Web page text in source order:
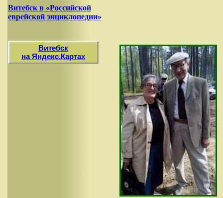
Витебск в «Российской
еврейской энциклопедии»
Витебск
на Яндекс.Картах